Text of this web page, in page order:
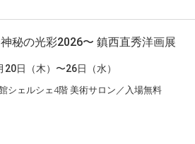
秘の光彩2026〜 鎮西直秀洋画展
20日（木）〜26日（水）
シェルシェ4階 美術サロン／入場無料